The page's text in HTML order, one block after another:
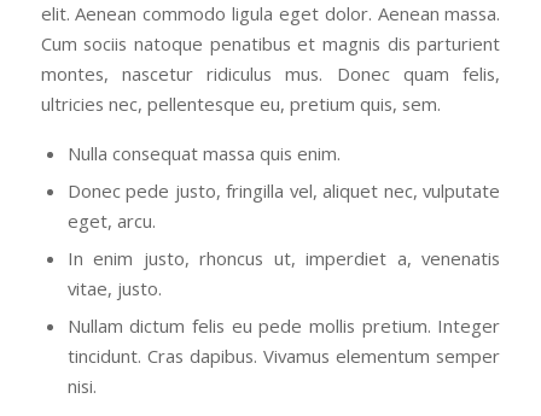
elit. Aenean commodo ligula eget dolor. Aenean massa.
Cum sociis natoque penatibus et magnis dis parturient
montes, nascetur ridiculus mus. Donec quam felis,
ultricies nec, pellentesque eu, pretium quis, sem.
Nulla consequat massa quis enim.
Donec pede justo, fringilla vel, aliquet nec, vulputate
eget, arcu.
In enim justo, rhoncus ut, imperdiet a, venenatis
vitae, justo.
Nullam dictum felis eu pede mollis pretium. Integer
tincidunt. Cras dapibus. Vivamus elementum semper
nisi.